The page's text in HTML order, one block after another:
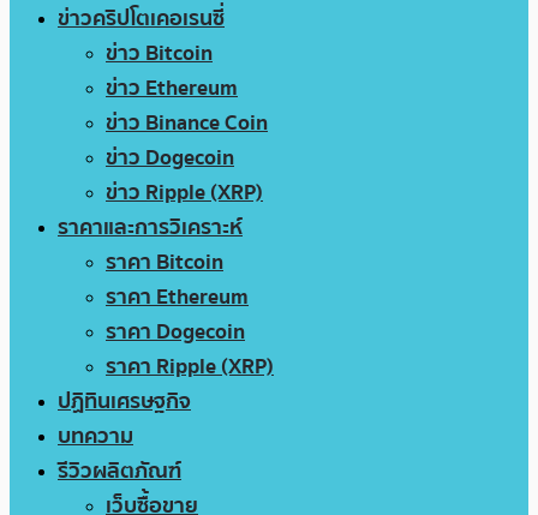
ข่าวคริปโตเคอเรนซี่
ข่าว Bitcoin
ข่าว Ethereum
ข่าว Binance Coin
ข่าว Dogecoin
ข่าว Ripple (XRP)
ราคาและการวิเคราะห์
ราคา Bitcoin
ราคา Ethereum
ราคา Dogecoin
ราคา Ripple (XRP)
ปฏิทินเศรษฐกิจ
บทความ
รีวิวผลิตภัณฑ์
เว็บซื้อขาย